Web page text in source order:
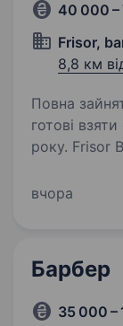
40 000 –
Frisor,
8,8 км
Повна
готові
року. Frisor Barbershop шукає в команду
акуратність і
вчора
Барбер
35 000 –